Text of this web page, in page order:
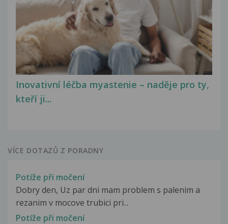
Inovativní léčba myastenie – naděje pro ty,
kteří ji...
VÍCE DOTAZŮ Z PORADNY
Potíže při močení
Dobry den, Uz par dni mam problem s palenim a
rezanim v mocove trubici pri...
Potíže při močení